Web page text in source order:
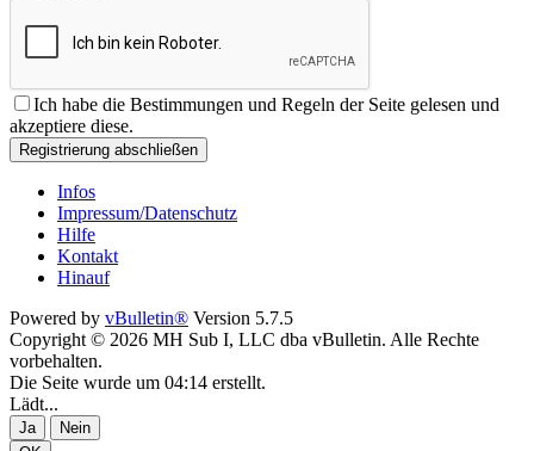
Ich habe die Bestimmungen und Regeln der Seite gelesen und
akzeptiere diese.
Registrierung abschließen
Infos
Impressum/Datenschutz
Hilfe
Kontakt
Hinauf
Powered by vBulletin® Version 5.7.5
Copyright © 2026 MH Sub I, LLC dba vBulletin. Alle Rechte
vorbehalten.
Die Seite wurde um 04:14 erstellt.
Lädt...
Ja
Nein